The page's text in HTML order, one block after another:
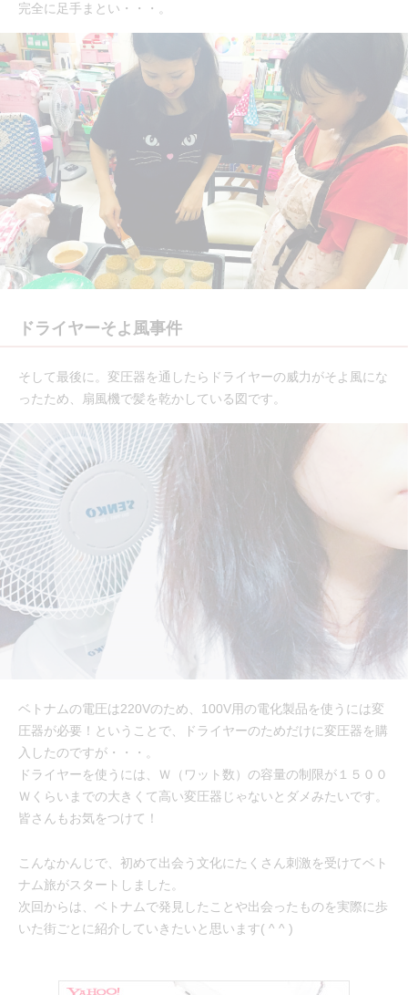
完全に足手まとい・・・。
ドライヤーそよ風事件
そして最後に。変圧器を通したらドライヤーの威力がそよ風にな
ったため、扇風機で髪を乾かしている図です。
ベトナムの電圧は220Vのため、100V用の電化製品を使うには変
圧器が必要！ということで、ドライヤーのためだけに変圧器を購
入したのですが・・・。
ドライヤーを使うには、Ｗ（ワット数）の容量の制限が１５００
Ｗくらいまでの大きくて高い変圧器じゃないとダメみたいです。
皆さんもお気をつけて！
こんなかんじで、初めて出会う文化にたくさん刺激を受けてベト
ナム旅がスタートしました。
次回からは、ベトナムで発見したことや出会ったものを実際に歩
いた街ごとに紹介していきたいと思います( ^ ^ )